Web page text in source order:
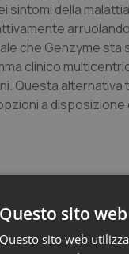
della
che Genzyme sta
clinico
Questa
a
Questo sito
Questo sito web